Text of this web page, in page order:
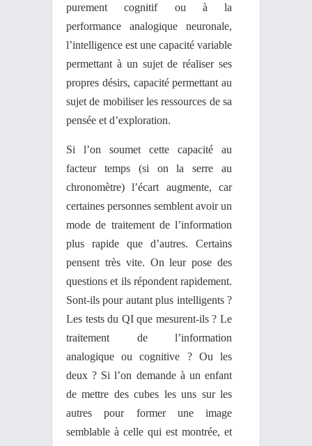
purement cognitif ou à la
performance analogique neuronale,
l’intelligence est une capacité variable
permettant à un sujet de réaliser ses
propres désirs, capacité permettant au
sujet de mobiliser les ressources de sa
pensée et d’exploration.
Si l’on soumet cette capacité au
facteur temps (si on la serre au
chronomètre) l’écart augmente, car
certaines personnes semblent avoir un
mode de traitement de l’information
plus rapide que d’autres. Certains
pensent très vite. On leur pose des
questions et ils répondent rapidement.
Sont-ils pour autant plus intelligents ?
Les tests du QI que mesurent-ils ? Le
traitement de l’information
analogique ou cognitive ? Ou les
deux ? Si l’on demande à un enfant
de mettre des cubes les uns sur les
autres pour former une image
semblable à celle qui est montrée, et